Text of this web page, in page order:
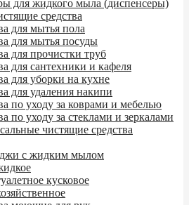
для жидкого мыла (диспенсеры)
средства
для мытья пола
для мытья посуды
для прочистки труб
для сантехники и кафеля
для уборки на кухне
для удаления накипи
по уходу за коврами и мебелью
по уходу за стеклами и зеркалами
чистящие средства
с жидким мылом
кусковое